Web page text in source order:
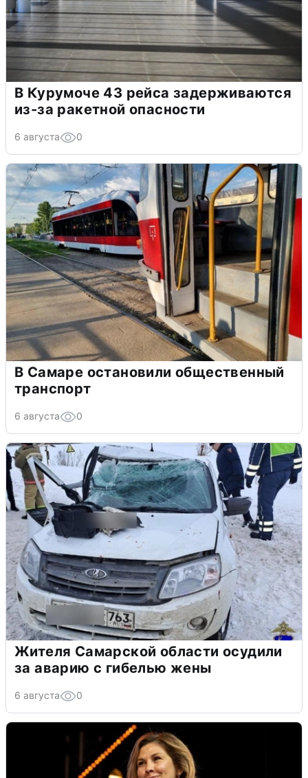
В Курумоче 43 рейса задерживаются
из-за ракетной опасности
6 августа 0
В Самаре остановили общественный
транспорт
6 августа 0
Жителя Самарской области осудили
за аварию с гибелью жены
6 августа 0